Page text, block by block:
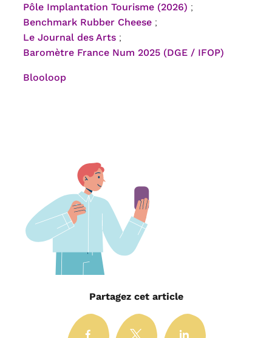
Pôle Implantation Tourisme (2026) ;
Benchmark Rubber Cheese ;
Le Journal des Arts ;
Baromètre France Num 2025 (DGE / IFOP)
Blooloop
Partagez cet article